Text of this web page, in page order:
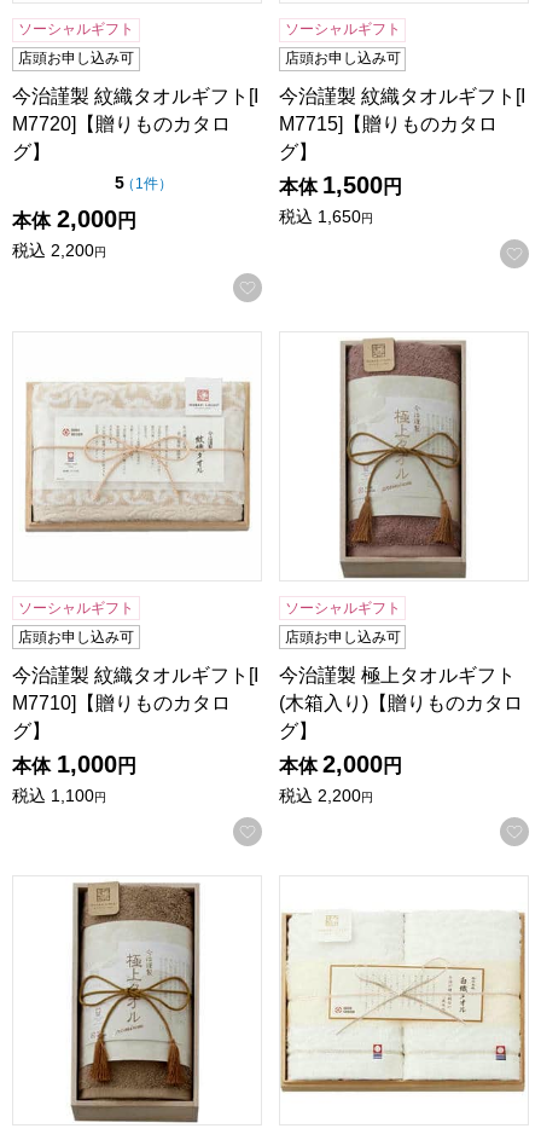
ソーシャルギフト
店頭お申し込み可
今治謹製 紋織タオルギフト[I
M7720]【贈りものカタロ
グ】
5点（5点満点中）
（ 1件の評価
）
本体 2,000円
税込 2,200円
お気に入りに登録する
ソーシャルギフト
店頭お申し込み可
今治謹製 紋織タオルギフト[I
M7715]【贈りものカタロ
グ】
本体 1,500円
税込 1,650円
今治謹製 紋織タオルギフト[IM7710]【贈りものカタログ】
ソーシャルギフト
店頭お申し込み可
今治謹製 紋織タオルギフト[I
M7710]【贈りものカタロ
グ】
本体 1,000円
税込 1,100円
お気に入りに登録する
今治謹製 極上タオルギフト(
ソーシャルギフト
店頭お申し込み可
今治謹製 極上タオルギフト
(木箱入り)【贈りものカタロ
グ】
本体 2,000円
税込 2,200円
今治謹製 極上タオルギフト(木箱入り)【贈りものカタログ】